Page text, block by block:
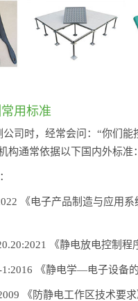
用标准
司时，经常会问：“你们能
构通常依据以下国内外标准：
：
《电子产品制造与应用
《静电放电控制程
《静电学—电子设备的
《防静电工作区技术要求